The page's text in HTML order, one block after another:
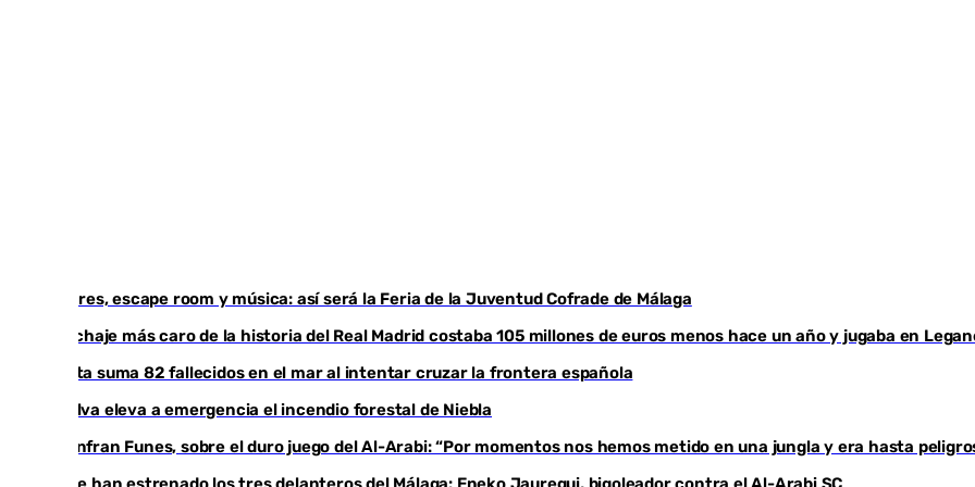
Talleres, escape room y música: así será la Feria de la Juventud Cofrade de Málaga
El fichaje más caro de la historia del Real Madrid costaba 105 millones de euros menos hace un año y jugaba en
Ceuta suma 82 fallecidos en el mar al intentar cruzar la frontera española
Huelva eleva a emergencia el incendio forestal de Niebla
Juanfran Funes, sobre el duro juego del Al-Arabi: “Por momentos nos hemos metido en una jungla y era hasta